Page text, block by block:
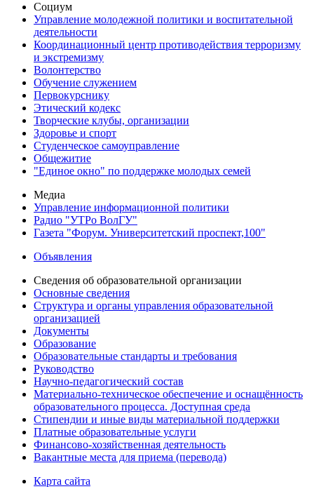
Социум
Управление молодежной политики и воспитательной
деятельности
Координационный центр противодействия терроризму
и экстремизму
Волонтерство
Обучение служением
Первокурснику
Этический кодекс
Творческие клубы, организации
Здоровье и спорт
Студенческое самоуправление
Общежитие
"Единое окно" по поддержке молодых семей
Медиа
Управление информационной политики
Радио "УТРо ВолГУ"
Газета "Форум. Университетский проспект,100"
Объявления
Сведения об образовательной организации
Основные сведения
Структура и органы управления образовательной
организацией
Документы
Образование
Образовательные стандарты и требования
Руководство
Научно-педагогический состав
Материально-техническое обеспечение и оснащённость
образовательного процесса. Доступная среда
Стипендии и иные виды материальной поддержки
Платные образовательные услуги
Финансово-хозяйственная деятельность
Вакантные места для приема (перевода)
Карта сайта